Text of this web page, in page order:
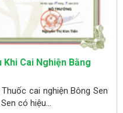
Khi Cai Nghiện Bằng
cai nghiện Bông Sen
có hiệu...